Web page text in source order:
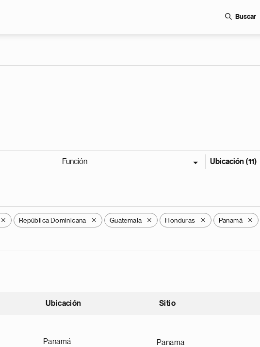
Buscar
Función Ubicación (11)
X República Dominicana X Guatemala X Honduras X Panamá X
Ubicación Sitio
Panamá Panama